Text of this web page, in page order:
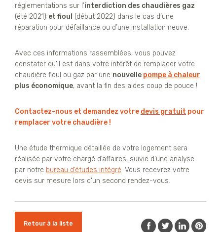
réglementations sur l’interdiction des chaudières gaz
(été 2021) et fioul (début 2022) dans le cas d’une
réparation pour défaillance ou d’une installation neuve.
Avec ces informations rassemblées, vous pouvez
constater qu’il est dans votre intérêt de remplacer votre
chaudière fioul ou gaz par une nouvelle pompe à chaleur
plus économique, avant la fin des aides coup de pouce !
Contactez-nous et demandez votre devis gratuit pour
remplacer votre chaudière !
Une étude thermique détaillée de votre logement sera
réalisée par votre chargé d’affaires, suivie d’une analyse
par notre bureau d’études intégré. Vous recevrez votre
devis sur mesure lors d’un second rendez-vous.
Retour à la liste